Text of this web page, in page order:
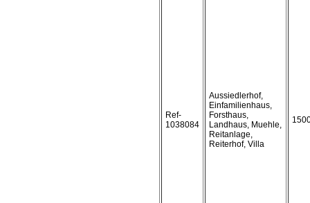
Ref-
1038084
Aussiedlerhof,
Einfamilienhaus,
Forsthaus,
Landhaus, Muehle,
Reitanlage,
Reiterhof, Villa